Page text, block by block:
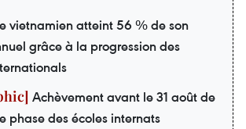
vietnamien atteint 56 % de son
grâce à la progression des
Achèvement avant le 31 août de
phase des écoles internats